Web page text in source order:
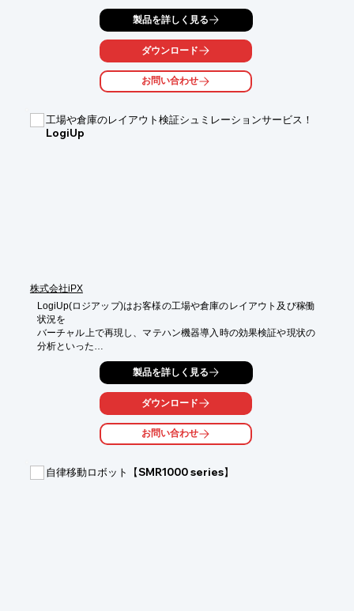
ローラ内部にモーターを搭載させ、ほかのローラとともにゾーン
呼ばれるセクションを駆動させる方式です。
また、各ゾーンへの通電は物を運ぶときのみで、エネルギー消
騒音発生、メカ摩耗が軽減されます。
ースの
限られた場所での使用にも最適です。
製品を詳しく見る
ダウンロード
お問い合わせ
工場や倉庫のレイアウト検証シュミレーションサービス！
LogiUp
株式会社iPX
LogiUp(ロジアップ)はお客様の工場や倉庫のレイアウト及び稼働
状況を
バーチャル上で再現し、マテハン機器導入時の効果検証や現状の
分析といった
シミュレーション結果を可視化・ご提供するサービスです。
シミュレーションでの試算により、設備導入や建設前に工場・倉
庫レイアウトや
AGV台数・経路の評価を行うことができ、より効率的に工場や倉
可能となります。
いたり、
製品を詳しく見る
ダウンロード
お問い合わせ
自律移動ロボット【SMR1000 series】